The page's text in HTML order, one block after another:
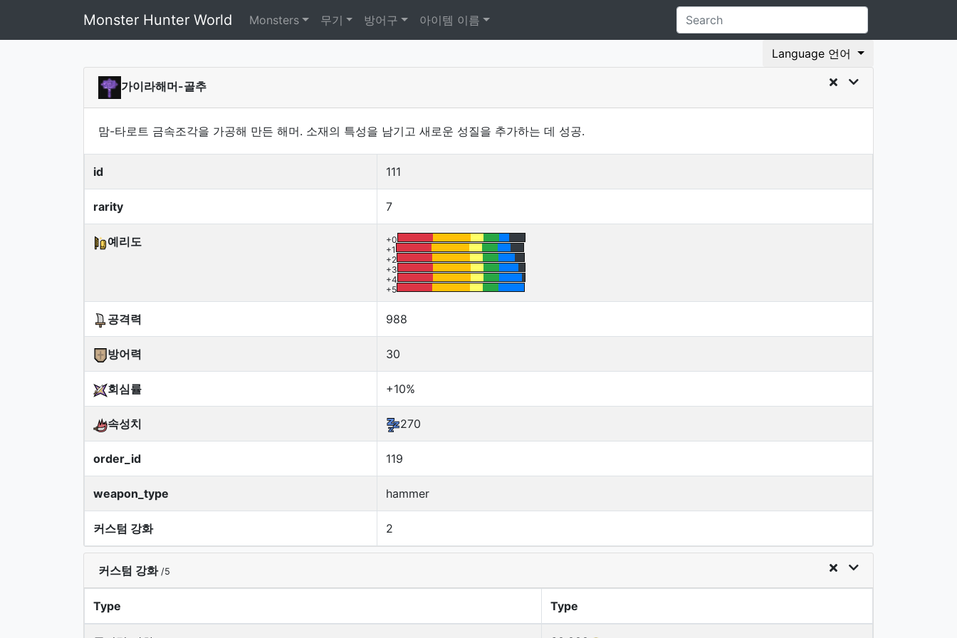
Monster Hunter World Monsters 무기 방어구 아이템 이름
Language 언어
가이라해머-골추
맘-타로트 금속조각을 가공해 만든 해머. 소재의 특성을 남기고 새로운 성질을 추가하는 데 성공.
id 111
rarity 7
예리도
+0
+1
+2
+3
+4
+5
공격력 988
방어력 30
회심률 +10%
속성치 270
order_id 119
weapon_type hammer
커스텀 강화 2
커스텀 강화 /5
Type Type